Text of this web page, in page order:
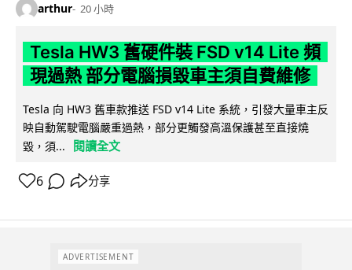
arthur 20 小時
Tesla HW3 舊硬件裝 FSD v14 Lite 頻
現過熱 部分電腦損毀車主須自費維修
Tesla 向 HW3 舊車款推送 FSD v14 Lite 系統，引發大量車主反
映自動駕駛電腦嚴重過熱，部分更觸發高溫保護甚至直接燒
毀，須...
閱讀全文
6 分享
ADVERTISEMENT